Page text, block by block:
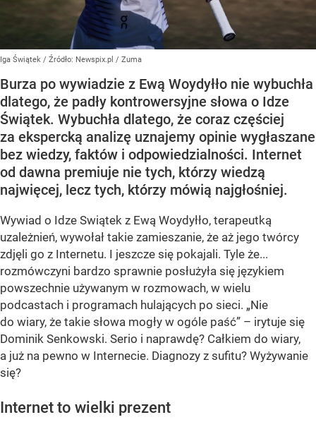
Iga Świątek / Źródło: Newspix.pl / Zuma
Burza po wywiadzie z Ewą Woydyłło nie wybuchła
dlatego, że padły kontrowersyjne słowa o Idze
Świątek. Wybuchła dlatego, że coraz częściej
za ekspercką analizę uznajemy opinie wygłaszane
bez wiedzy, faktów i odpowiedzialności. Internet
od dawna premiuje nie tych, którzy wiedzą
najwięcej, lecz tych, którzy mówią najgłośniej.
Wywiad o Idze Swiątek z Ewą Woydyłło, terapeutką
uzależnień, wywołał takie zamieszanie, że aż jego twórcy
zdjęli go z Internetu. I jeszcze się pokajali. Tyle że...
rozmówczyni bardzo sprawnie posłużyła się językiem
powszechnie używanym w rozmowach, w wielu
podcastach i programach hulających po sieci. „Nie
do wiary, że takie słowa mogły w ogóle paść” – irytuje się
Dominik Senkowski. Serio i naprawdę? Całkiem do wiary,
a już na pewno w Internecie. Diagnozy z sufitu? Wyżywanie
się?
Internet to wielki prezent